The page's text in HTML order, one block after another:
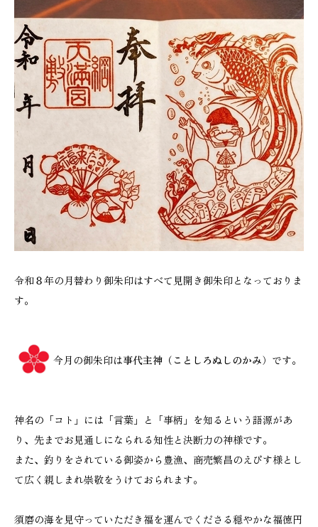
令和８年の月替わり御朱印はすべて見開き御朱印となっておりま
す。
今月の御朱印は事代主神（ことしろぬしのかみ）です。
神名の「コト」には「言葉」と「事柄」を知るという語源があ
り、先までお見通しになられる知性と決断力の神様です。
また、釣りをされている御姿から豊漁、商売繁昌のえびす様とし
て広く親しまれ崇敬をうけておられます。
須磨の海を見守っていただき福を運んでくださる穏やかな福徳円